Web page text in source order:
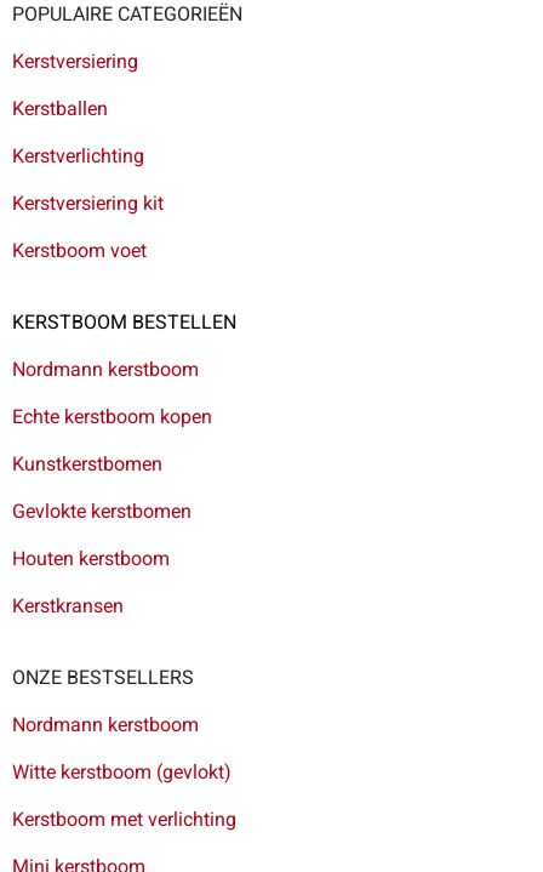
POPULAIRE CATEGORIEËN
Kerstversiering
Kerstballen
Kerstverlichting
Kerstversiering kit
Kerstboom voet
KERSTBOOM BESTELLEN
Nordmann kerstboom
Echte kerstboom kopen
Kunstkerstbomen
Gevlokte kerstbomen
Houten kerstboom
Kerstkransen
ONZE BESTSELLERS
Nordmann kerstboom
Witte kerstboom (gevlokt)
Kerstboom met verlichting
Mini kerstboom